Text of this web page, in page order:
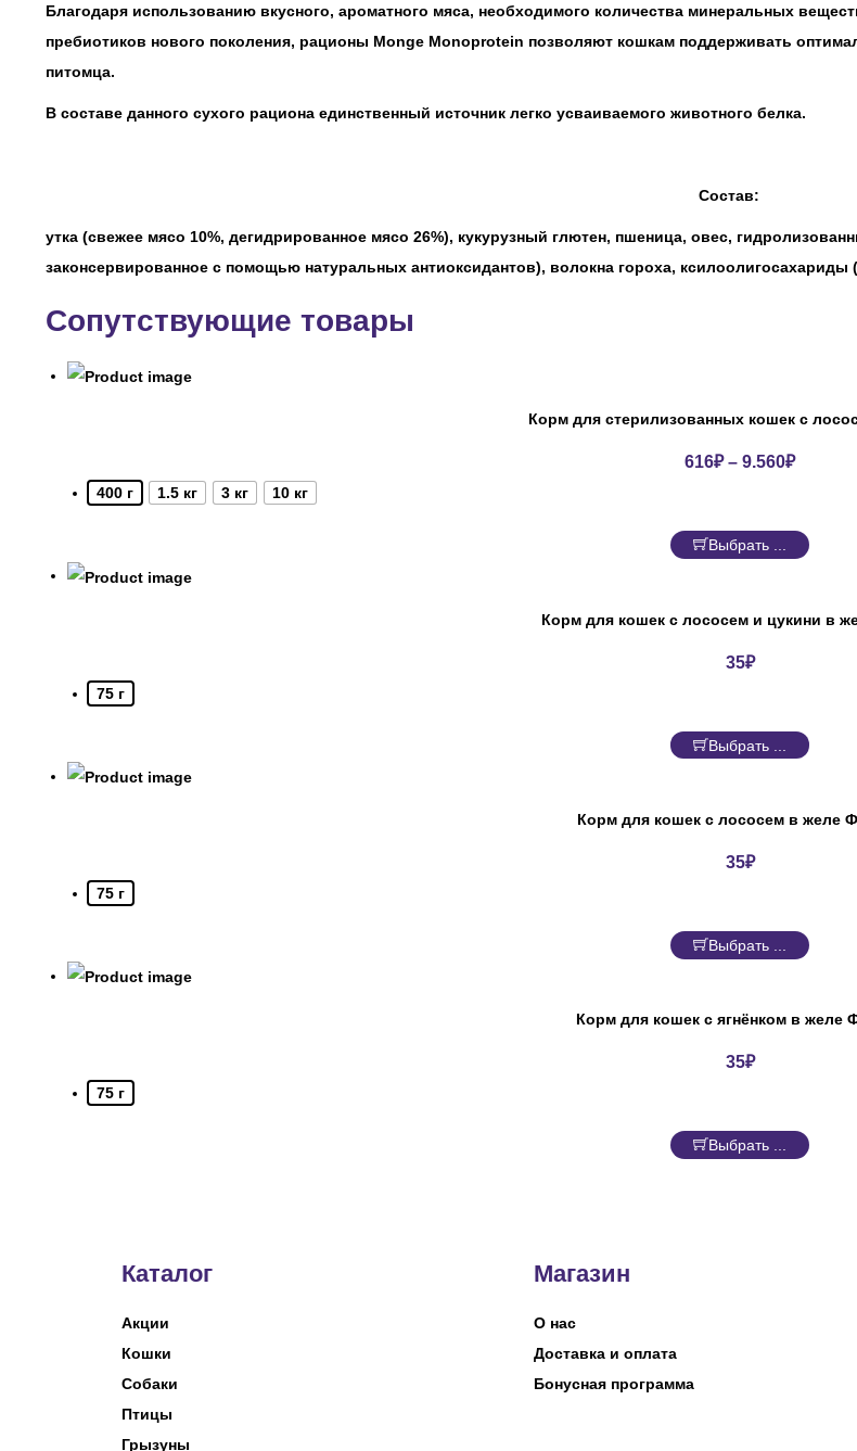
Благодаря использованию вкусного, ароматного мяса, необходимого количества минеральных
пребиотиков нового поколения, рационы Monge Monoprotein позволяют кошкам поддерживать
питомца.
В составе данного сухого рациона единственный источник легко усваиваемого животного белка.
Состав:
утка (свежее мясо 10%, дегидрированное мясо 26%), кукурузный глютен, пшеница, овес,
законсервированное с помощью натуральных антиоксидантов), волокна гороха, ксилоолигосахариды
Сопутствующие товары
Корм для стерилизованных кошек с
616₽– 9.560₽
400 г 1.5 кг 3 кг 10 кг
Выбрать ...
Корм для кошек с лососем и цукини в
35₽
75 г
Выбрать ...
Корм для кошек с лососем в желе
35₽
75 г
Выбрать ...
Корм для кошек с ягнёнком в желе
35₽
75 г
Выбрать ...
Каталог
Акции
Кошки
Собаки
Птицы
Грызуны
Магазин
О нас
Доставка и оплата
Бонусная программа